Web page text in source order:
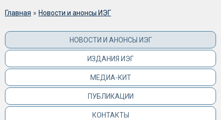
Вы здесь
Главная » Новости и анонсы ИЭГ
НОВОСТИ И АНОНСЫ ИЭГ
ИЗДАНИЯ ИЭГ
МЕДИА-КИТ
ПУБЛИКАЦИИ
КОНТАКТЫ